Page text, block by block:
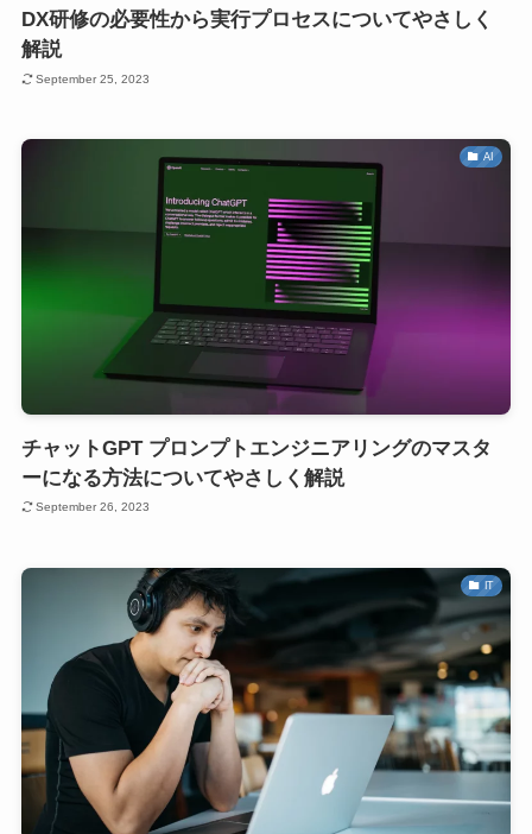
DX研修の必要性から実行プロセスについてやさしく
解説
September 25, 2023
AI
チャットGPT プロンプトエンジニアリングのマスタ
ーになる方法についてやさしく解説
September 26, 2023
IT